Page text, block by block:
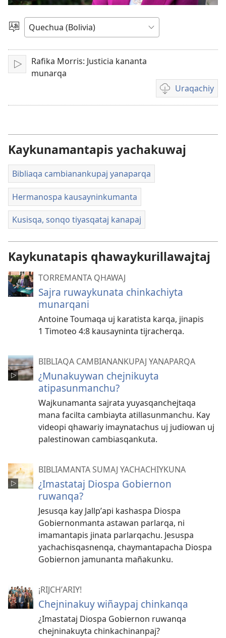
video
Uj
qalluta
ajllay
Play
Rafika Morris: Justicia kananta
munarqa
Uraqachiy
Videota
uraqachinapaj
Kaykunamantapis yachakuwaj
Bibliaqa cambianankupaj yanaparqa
Hermanospa kausayninkumanta
Kusisqa, sonqo tiyasqataj kanapaj
Kaykunatapis qhawaykurillawajtaj
TORREMANTA QHAWAJ
Sajra ruwaykunata chinkachiyta
munarqani
Antoine Toumaqa uj karatista karqa, jinapis
1 Timoteo 4:8 kausayninta tijracherqa.
BIBLIAQA CAMBIANANKUPAJ YANAPARQA
¿Munakuywan chejnikuyta
atipasunmanchu?
Wajkunamanta sajrata yuyasqanchejtaqa
mana facilta cambiayta atillasunmanchu. Kay
videopi qhawariy imaynatachus uj judiowan uj
palestinowan cambiasqankuta.
BIBLIAMANTA SUMAJ YACHACHIYKUNA
¿Imastataj Diospa Gobiernon
ruwanqa?
Jesusqa kay Jallpʼapi kashaspa Diospa
Gobiernonmanta astawan parlarqa, ni
imamantapis jinata parlarqachu. Jesuspa
yachachisqasnenqa, chaymantapacha Diospa
Gobiernon jamunanta mañakunku.
¡RIJCHʼARIY!
Chejninakuy wiñaypaj chinkanqa
¿Imastataj Diospa Gobiernon ruwanqa
chejninakuyta chinkachinanpaj?